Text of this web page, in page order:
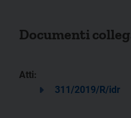
Documenti
Atti:
311/2019/R/idr